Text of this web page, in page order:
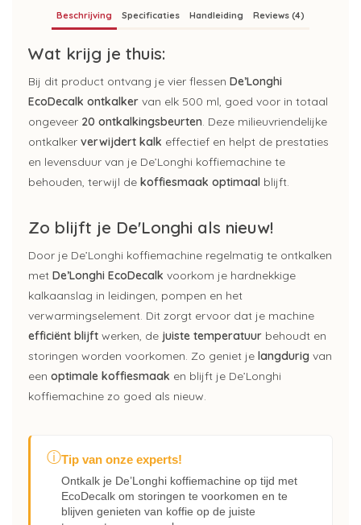
Beschrijving Specificaties Handleiding Reviews (4)
Wat krijg je thuis:
Bij dit product ontvang je vier flessen De’Longhi
EcoDecalk ontkalker van elk 500 ml, goed voor in totaal
ongeveer 20 ontkalkingsbeurten. Deze milieuvriendelijke
ontkalker verwijdert kalk effectief en helpt de prestaties
en levensduur van je De’Longhi koffiemachine te
behouden, terwijl de koffiesmaak optimaal blijft.
Zo blijft je De'Longhi als nieuw!
Door je De’Longhi koffiemachine regelmatig te ontkalken
met De’Longhi EcoDecalk voorkom je hardnekkige
kalkaanslag in leidingen, pompen en het
verwarmingselement. Dit zorgt ervoor dat je machine
efficiënt blijft werken, de juiste temperatuur behoudt en
storingen worden voorkomen. Zo geniet je langdurig van
een optimale koffiesmaak en blijft je De’Longhi
koffiemachine zo goed als nieuw.
ⓘTip van onze experts!
Ontkalk je De’Longhi koffiemachine op tijd met
EcoDecalk om storingen te voorkomen en te
blijven genieten van koffie op de juiste